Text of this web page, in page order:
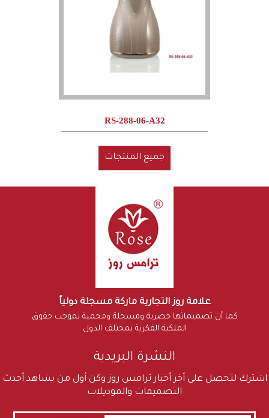
RS-288-06-A32
جميع المنتجات
علامة روز التجارية ماركة مسجلة دولياً
كما أن تصميماتها حصرية ومسجلة ومحمية بموجب حقوق
الملكية الفكرية بمختلف الدول
النشرة البريدية
اشترك لتحصل على أخر أخبار ترامس روز وكن أول من يشاهد أحدث
التصميمات والموديلات